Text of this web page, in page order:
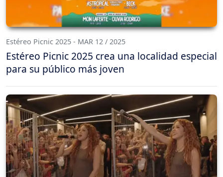
Estéreo Picnic 2025 - MAR 12 / 2025
Estéreo Picnic 2025 crea una localidad especial
para su público más joven